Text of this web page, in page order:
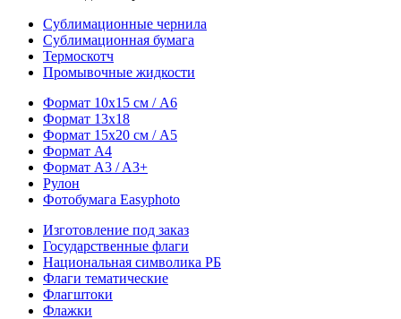
Сублимационные чернила
Сублимационная бумага
Термоскотч
Промывочные жидкости
Формат 10х15 см / A6
Формат 13х18
Формат 15х20 см / A5
Формат А4
Формат A3 / A3+
Рулон
Фотобумага Easyphoto
Изготовление под заказ
Государственные флаги
Национальная символика РБ
Флаги тематические
Флагштоки
Флажки